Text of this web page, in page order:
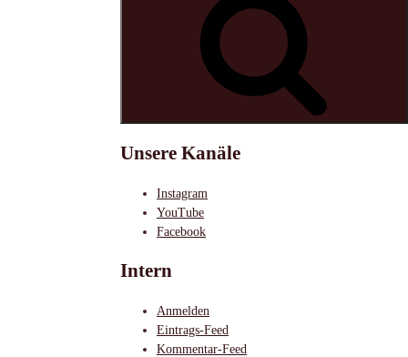
Unsere Kanäle
Instagram
YouTube
Facebook
Intern
Anmelden
Eintrags-Feed
Kommentar-Feed